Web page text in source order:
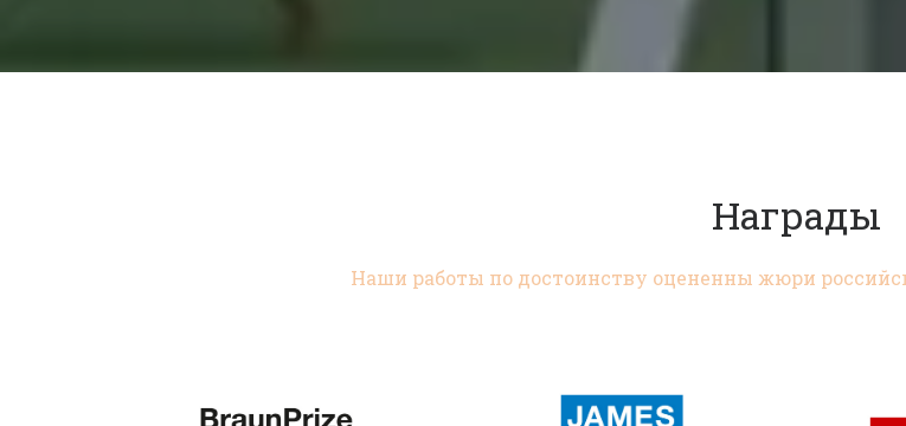
Награды
Наши работы по достоинству оцененны жюри